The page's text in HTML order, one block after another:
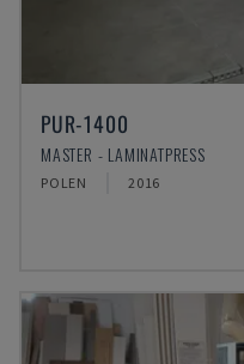
PUR-1400
MASTER - LAMINATPRESS
POLEN 2016